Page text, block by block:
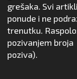
grešaka. Svi
ponude i ne
trenutku.
pozivanjem broja
poziva).